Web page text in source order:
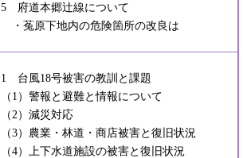
5 府道本郷辻線について
・菟原下地内の危険箇所の改良は
1 台風18号被害の教訓と課題
（1）警報と避難と情報について
（2）減災対応
（3）農業・林道・商店被害と復旧状況
（4）上下水道施設の被害と復旧状況